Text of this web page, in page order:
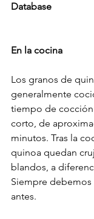
Database
En la cocina
Los granos de
generalmente
tiempo de
corto, de
minutos. Tras la
quinoa quedan
blandos, a
Siempre
antes.